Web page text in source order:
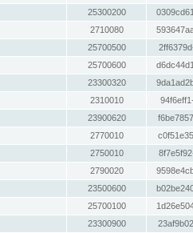
25300200
2710080
25700500
25700600
23300320
2310010
23900620
2770010
2750010
2790020
23500600
25700100
23300900